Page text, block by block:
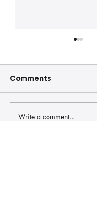
Las Fiestas de
Comments
Write a comment...